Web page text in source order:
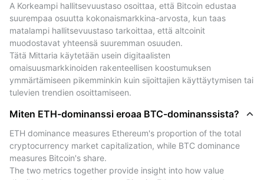
Bitcoinin (BTC) hallitsevaa asemaa voidaan pitää
historiallisena viittauksena siihen, miten markkinaosuus
vaihtelee Bitcoinin ja muiden kryptovaluuttojen välillä.
Korkeamman hallitsevuuden jaksot ovat historiallisesti
osuneet yksiin Bitcoinin suuremman keskittymisen
kanssa, kun taas alhaisempi hallitsevuus on heijastanut
laajempaa aktiivisuutta muiden digitaalisten
omaisuuserien parissa.
havainnollistamistarkoituksessa ja ne perustuvat
aiempiin havaintoihin.
Ne eivät osoita tai ennusta tulevaa hintakehitystä.
A Korkeampi hallitsevuustaso osoittaa, että Bitcoin edustaa
suurempaa osuutta kokonaismarkkina-arvosta, kun taas
matalampi hallitsevuustaso tarkoittaa, että altcoinit
muodostavat yhteensä suuremman osuuden.
Tätä Mittaria käytetään usein digitaalisten
omaisuusmarkkinoiden rakenteellisen koostumuksen
ymmärtämiseen pikemminkin kuin sijoittajien käyttäytymisen tai
tulevien trendien osoittamiseen.
Miten ETH-dominanssi eroaa BTC-dominanssista?
ETH dominance measures Ethereum's proportion of the total
cryptocurrency market capitalization, while BTC dominance
measures Bitcoin's share.
The two metrics together provide insight into how value